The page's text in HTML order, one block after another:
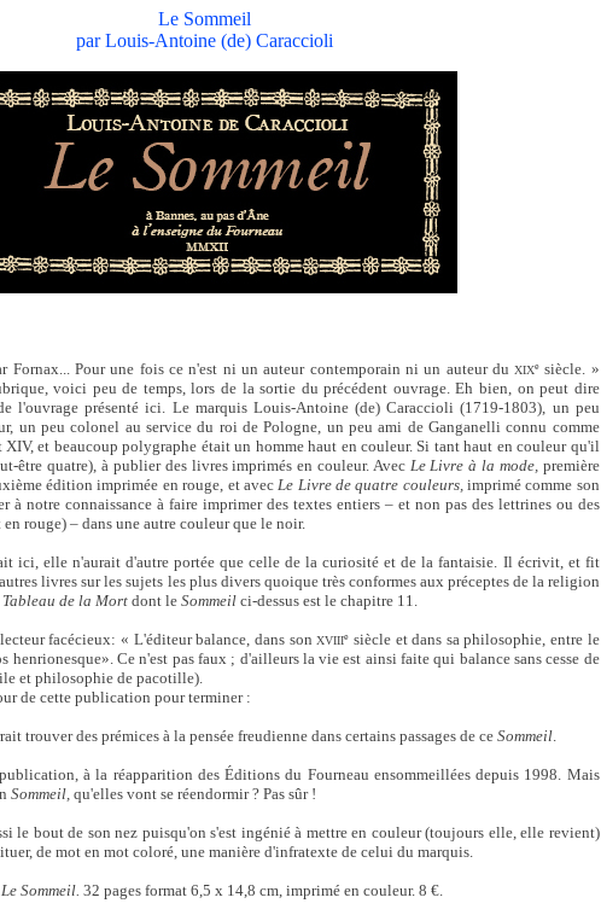
Le Sommeil
par Louis-Antoine (de) Caraccioli
Fornax... Pour une fois ce n'est ni un auteur contemporain ni un auteur duXIXe siècle. »
voici peu de temps, lors de la sortie du précédent ouvrage. Eh bien, on peut dire
l'ouvrage présenté ici. Le marquis Louis-Antoine (de) Caraccioli (1719-1803), un peu
un peu colonel au service du roi de Pologne, un peu ami de Ganganelli connu comme
XIV, et beaucoup polygraphe était un homme haut en couleur. Si tant haut en couleur qu'il
être quatre), à publier des livres imprimés en couleur. Avec Le Livre à la mode,première
édition imprimée en rouge, et avecLe Livre de quatre couleurs,imprimé comme son
notre connaissance à faire imprimer des textes entiers – et non pas des lettrines ou des
en rouge) – dans une autre couleur que le noir.
ici, elle n'aurait d'autre portée que celle de la curiosité et de la fantaisie. Il écrivit, et fit
livres sur les sujets les plus divers quoique très conformes aux préceptes de la religion
Tableau de la Mort dont leSommeil ci-dessus est le chapitre 11.
facécieux: « L'éditeur balance, dans sonXVIIIe siècle et dans sa philosophie, entre le
henrionesque». Ce n'est pas faux ; d'ailleurs la vie est ainsi faite qui balance sans cesse de
et philosophie de pacotille).
de cette publication pour terminer :
trouver des prémices à la pensée freudienne dans certains passages de ceSommeil.
à la réapparition des Éditions du Fourneau ensommeillées depuis 1998. Mais
Sommeil, qu'elles vont se réendormir ? Pas sûr !
le bout de son nez puisqu'on s'est ingénié à mettre en couleur (toujours elle, elle revient)
de mot en mot coloré, une manière d'infratexte de celui du marquis.
Le Sommeil. 32 pages format 6,5 x 14,8 cm, imprimé en couleur. 8 €.